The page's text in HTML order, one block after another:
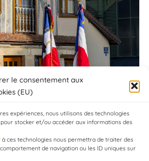
le consentement aux
(EU)
expériences, nous utilisons des technologies
pour stocker et/ou accéder aux informations des
à ces technologies nous permettra de traiter des
de navigation ou les ID uniques sur